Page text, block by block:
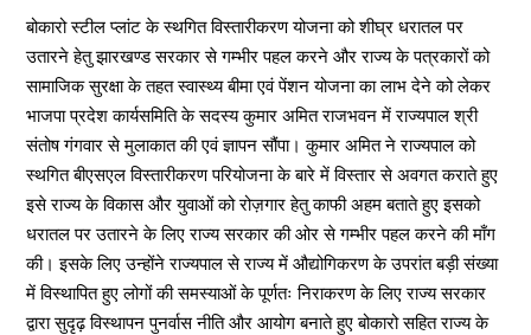
बोकारो स्टील प्लांट के स्थगित विस्तारीकरण योजना को शीघ्र धरातल पर
उतारने हेतु झारखण्ड सरकार से गम्भीर पहल करने और राज्य के पत्रकारों को
सामाजिक सुरक्षा के तहत स्वास्थ्य बीमा एवं पेंशन योजना का लाभ देने को लेकर
भाजपा प्रदेश कार्यसमिति के सदस्य कुमार अमित राजभवन में राज्यपाल श्री
संतोष गंगवार से मुलाकात की एवं ज्ञापन सौंपा। कुमार अमित ने राज्यपाल को
स्थगित बीएसएल विस्तारीकरण परियोजना के बारे में विस्तार से अवगत कराते हुए
इसे राज्य के विकास और युवाओं को रोज़गार हेतु काफी अहम बताते हुए इसको
धरातल पर उतारने के लिए राज्य सरकार की ओर से गम्भीर पहल करने की माँग
की। इसके लिए उन्होंने राज्यपाल से राज्य में औद्योगिकरण के उपरांत बड़ी संख्या
में विस्थापित हुए लोगों की समस्याओं के पूर्णतः निराकरण के लिए राज्य सरकार
द्वारा सुदृढ़ विस्थापन पुनर्वास नीति और आयोग बनाते हुए बोकारो सहित राज्य के